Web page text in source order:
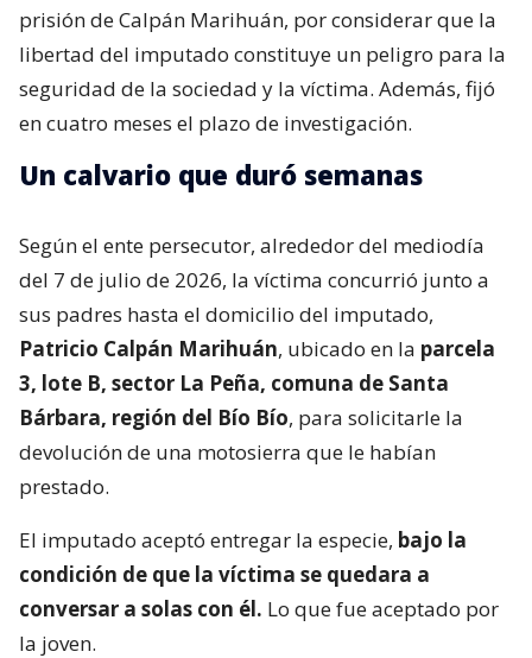
prisión de Calpán Marihuán, por considerar que la
libertad del imputado constituye un peligro para la
seguridad de la sociedad y la víctima. Además, fijó
en cuatro meses el plazo de investigación.
Un calvario que duró semanas
Según el ente persecutor, alrededor del mediodía
del 7 de julio de 2026, la víctima concurrió junto a
sus padres hasta el domicilio del imputado,
Patricio Calpán Marihuán, ubicado en la parcela
3, lote B, sector La Peña, comuna de Santa
Bárbara, región del Bío Bío, para solicitarle la
devolución de una motosierra que le habían
prestado.
El imputado aceptó entregar la especie, bajo la
condición de que la víctima se quedara a
conversar a solas con él. Lo que fue aceptado por
la joven.